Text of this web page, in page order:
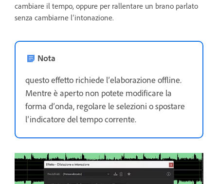
cambiare il tempo, oppure per rallentare un brano parlato
senza cambiarne l’intonazione.
Nota
questo effetto richiede l’elaborazione offline.
Mentre è aperto non potete modificare la
forma d’onda, regolare le selezioni o spostare
l’indicatore del tempo corrente.